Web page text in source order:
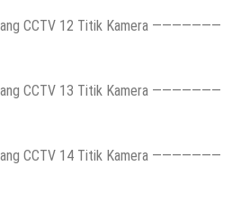
CCTV 12 Titik Kamera ———————
CCTV 13 Titik Kamera ———————
CCTV 14 Titik Kamera ———————